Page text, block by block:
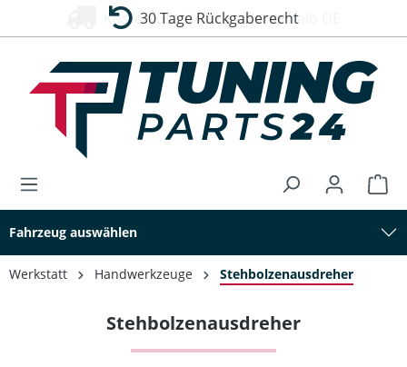
30 Tage Rückgaberecht
Fahrzeug auswählen
Werkstatt Handwerkzeuge Stehbolzenausdreher
Stehbolzenausdreher